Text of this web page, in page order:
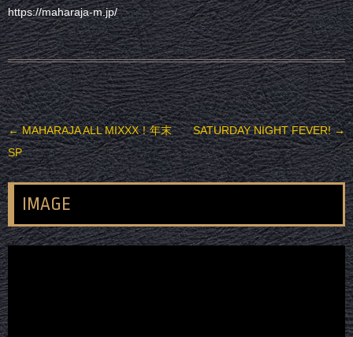
https://maharaja-m.jp/
投稿ナビゲーション
←MAHARAJA ALL MIXXX！年末
SP
SATURDAY NIGHT FEVER!→
IMAGE